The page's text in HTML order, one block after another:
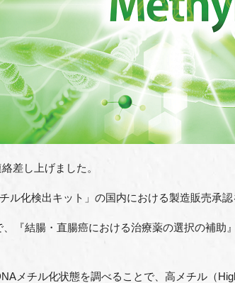
差し上げました。
ル化検出キット」の国内における製造販売承
、『結腸・直腸癌における治療薬の選択の補助
メチル化状態を調べることで、高メチル（